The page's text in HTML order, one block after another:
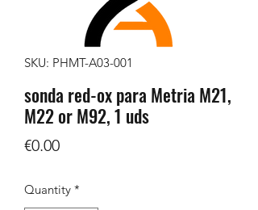
SKU: PHMT-A03-001
sonda red-ox para Metria M21,
M22 or M92, 1 uds
€0.00Price
Quantity *